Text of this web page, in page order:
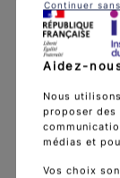
2025
Aidez-
Nous
proposer des
médias et
Vos choix
Continuer